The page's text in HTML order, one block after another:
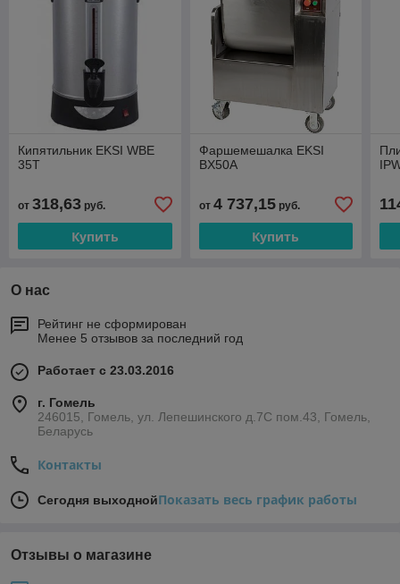
Кипятильник EKSI WBE
35T
от 318,63 руб.
Купить
Фаршемешалка EKSI
BX50A
от 4 737,15руб.
Купить
О нас
Рейтинг не сформирован
Менее 5 отзывов за последний год
Работает с 23.03.2016
г. Гомель
246015, Гомель, ул. Лепешинского д.7С пом.43, Гомель,
Беларусь
Контакты
Сегодня выходнойПоказать весь график работы
Отзывы о магазине